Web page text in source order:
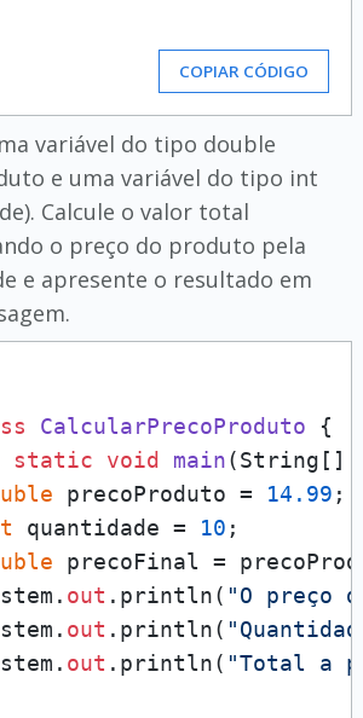
COPIAR CÓDIGO
variável do tipo double
e uma variável do tipo int
Calcule o valor total
o preço do produto pela
e apresente o resultado em
CalcularPrecoProduto {
static void main(String[]
precoProduto = 14.99 ;
quantidade = 10 ;
precoFinal =
out .println( "O preço
out .println(
out .println( "Total a